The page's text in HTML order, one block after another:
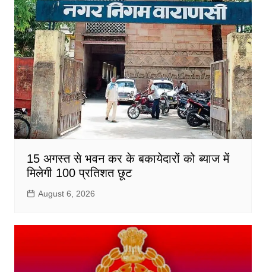
15 अगस्त से भवन कर के बकायेदारों को ब्याज में
मिलेगी 100 प्रतिशत छूट
August 6, 2026